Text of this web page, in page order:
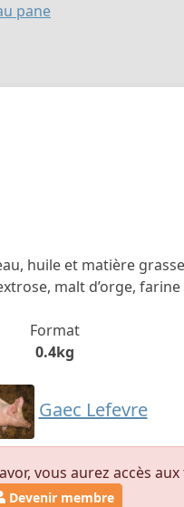
pane
huile et matière
malt d’orge,
Format
0.4kg
Gaec Lefevre
vous aurez accès
Devenir membre